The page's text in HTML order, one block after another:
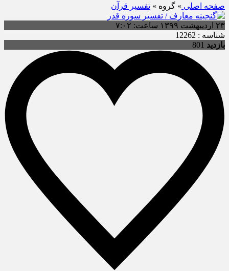
صفحه اصلی » گروه » تفسیر قرآن
۲۳ اردیبهشت ۱۳۹۹ ساعت: ۷:۰۲
شناسه : 12262
بازدید 801